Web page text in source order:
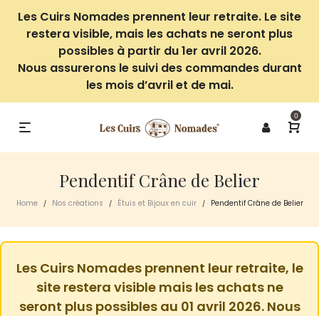
Les Cuirs Nomades prennent leur retraite. Le site
restera visible, mais les achats ne seront plus
possibles à partir du 1er avril 2026.
Nous assurerons le suivi des commandes durant
les mois d’avril et de mai.
0
Pendentif Crâne de Belier
Home / Nos créations / Étuis et Bijoux en cuir / Pendentif Crâne de Belier
Les Cuirs Nomades prennent leur retraite, le
site restera visible mais les achats ne
seront plus possibles au 01 avril 2026. Nous